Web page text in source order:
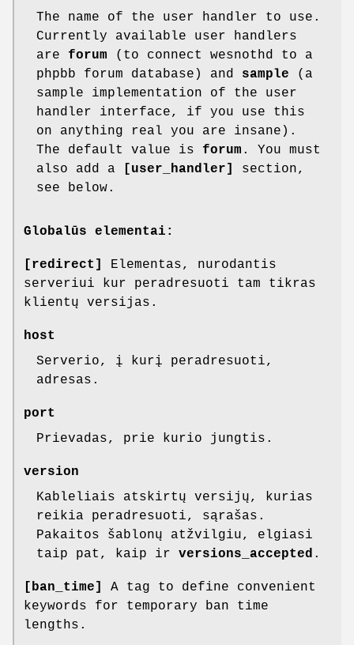
The name of the user handler to use.
Currently available user handlers
are forum (to connect wesnothd to a
phpbb forum database) and sample (a
sample implementation of the user
handler interface, if you use this
on anything real you are insane).
The default value is forum . You must
also add a
[user_handler]
section,
see below.
Globalūs elementai:
[redirect]
Elementas, nurodantis
serveriui kur peradresuoti tam tikras
klientų versijas.
host
Serverio, į kurį peradresuoti,
adresas.
port
Prievadas, prie kurio jungtis.
version
Kableliais atskirtų versijų, kurias
reikia peradresuoti, sąrašas.
Pakaitos šablonų atžvilgiu, elgiasi
taip pat, kaip ir versions_accepted .
[ban_time]
A tag to define convenient
keywords for temporary ban time
lengths.